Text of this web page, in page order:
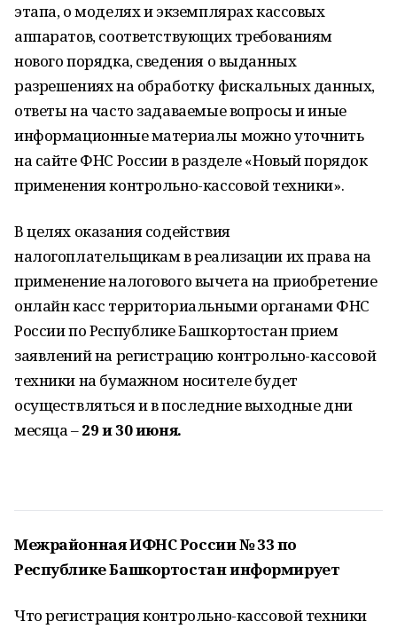
этапа, о моделях и экземплярах кассовых
аппаратов, соответствующих требованиям
нового порядка, сведения о выданных
разрешениях на обработку фискальных данных,
ответы на часто задаваемые вопросы и иные
информационные материалы можно уточнить
на сайте ФНС России в разделе «Новый порядок
применения контрольно-кассовой техники».
В целях оказания содействия
налогоплательщикам в реализации их права на
применение налогового вычета на приобретение
онлайн касс территориальными органами ФНС
России по Республике Башкортостан прием
заявлений на регистрацию контрольно-кассовой
техники на бумажном носителе будет
осуществляться и в последние выходные дни
месяца –29 и 30 июня.
Межрайонная ИФНС России № 33 по
Республике Башкортостан информирует
Что регистрация контрольно-кассовой техники